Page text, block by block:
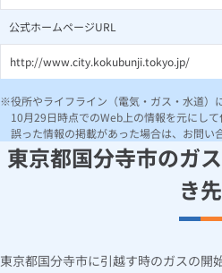
公式ホームページURL
http://www.city.kokubunji.tokyo.jp/
役所やライフライン（電気・ガス・水道）
10月29日時点でのWeb上の情報を元にし
誤った情報の掲載があった場合は、お問い
東京都国分寺市のガ
き先
東京都国分寺市に引越す時のガスの開